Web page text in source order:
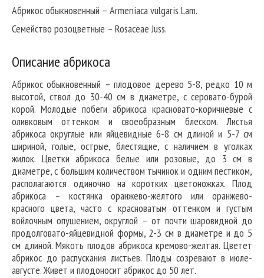
Абрикос обыкновенный – Armeniaca vulgaris Lam.
Семейство розоцветные – Rosaceae Juss.
Описание абрикоса
Абрикос обыкновенный – плодовое дерево 5-8, редко 10 м
высотой, ствол до 30-40 см в диаметре, с серовато-бурой
корой. Молодые побеги абрикоса красновато-коричневые с
оливковым оттенком и своеобразным блеском. Листья
абрикоса округлые или яйцевидные 6-8 см длиной и 5-7 см
шириной, голые, острые, блестящие, с наличием в уголках
жилок. Цветки абрикоса белые или розовые, до 3 см в
диаметре, с большим количеством тычинок и одним пестиком,
располагаются одиночно на коротких цветоножках. Плод
абрикоса – костянка оранжево-желтого или оранжево-
красного цвета, часто с красноватым оттенком и густым
войлочным опушением, округлой – от почти шаровидной до
продолговато-яйцевидной формы, 2-3 см в диаметре и до 5
см длиной. Мякоть плодов абрикоса кремово-желтая. Цветет
абрикос до распускания листьев. Плоды созревают в июле-
августе. Живет и плодоносит абрикос до 50 лет.